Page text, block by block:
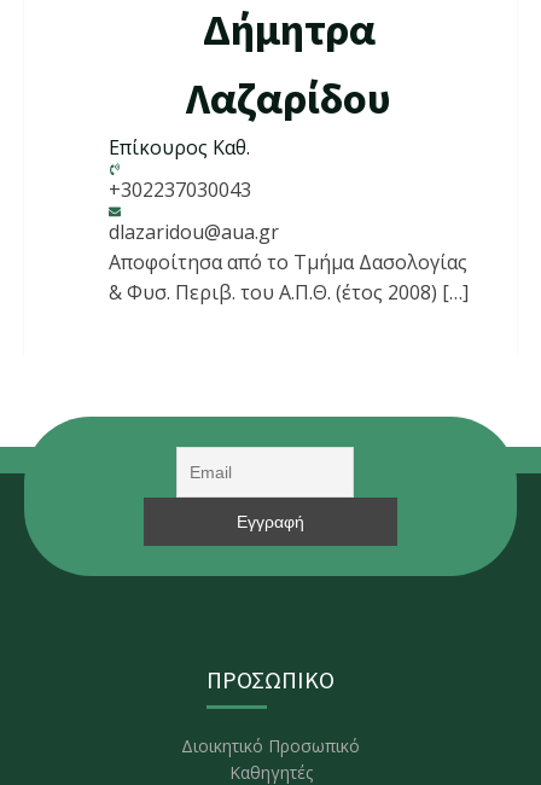
Δήμητρα
Λαζαρίδου
Επίκουρος Καθ.
+302237030043
dlazaridou@aua.gr
Αποφοίτησα από το Τμήμα Δασολογίας
& Φυσ. Περιβ. του Α.Π.Θ. (έτος 2008) […]
ΠΡΟΣΩΠΙΚΟ
Διοικητικό Προσωπικό
Καθηγητές